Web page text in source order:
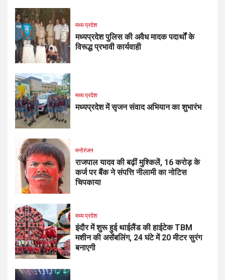
मध्य प्रदेश
मध्यप्रदेश पुलिस की अवैध मादक पदार्थों के
विरूद्ध प्रभावी कार्यवाही
मध्य प्रदेश
मध्यप्रदेश में सृजन संवाद अभियान का शुभारंभ
मनोरंजन
राजपाल यादव की बढ़ीं मुश्किलें, ₹16 करोड़ के
कर्ज पर बैंक ने संपत्ति नीलामी का नोटिस
चिपकाया
मध्य प्रदेश
इंदौर में शुरू हुई थाईलैंड की हाईटेक TBM
मशीन की असेंबलिंग, 24 घंटे में 20 मीटर सुरंग
बनाएगी